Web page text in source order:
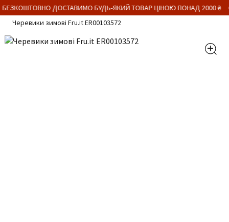
ДОСТАВИМО БУДЬ-ЯКИЙ ТОВАР ЦІНОЮ ПОНАД 2000 ₴
Черевики зимові Fru.it ER00103572